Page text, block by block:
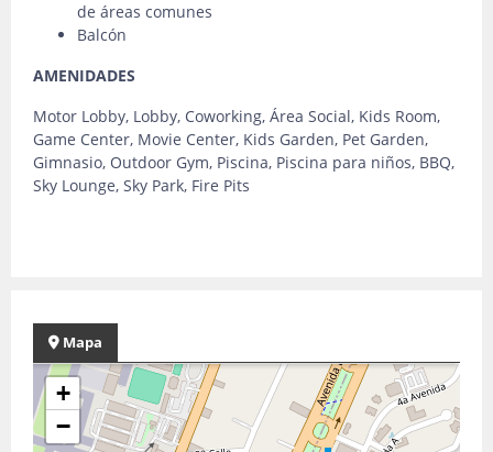
de áreas comunes
Balcón
AMENIDADES
Motor Lobby, Lobby, Coworking, Área Social, Kids Room,
Game Center, Movie Center, Kids Garden, Pet Garden,
Gimnasio, Outdoor Gym, Piscina, Piscina para niños, BBQ,
Sky Lounge, Sky Park, Fire Pits
Mapa
+
−